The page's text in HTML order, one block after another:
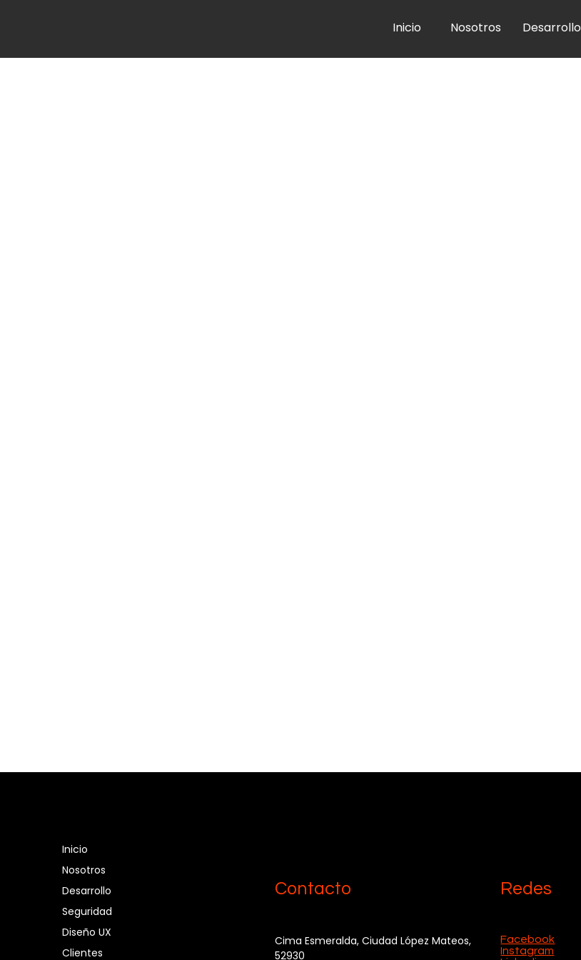
Inicio Nosotros Desarrollo
Inicio
Nosotros
Desarrollo
Seguridad
Diseño UX
Clientes
Contacto
Cima Esmeralda, Ciudad López Mateos,
52930
Redes
Facebook
Instagram